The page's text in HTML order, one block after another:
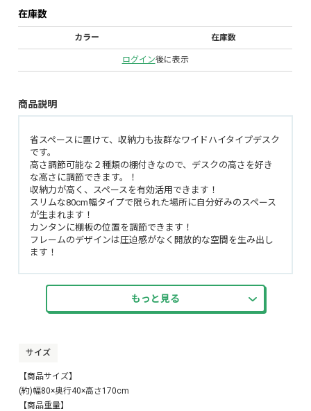
在庫数
カラー 在庫数
ログイン後に表示
商品説明
省スペースに置けて、収納力も抜群なワイドハイタイプデスク
です。
高さ調節可能な２種類の棚付きなので、デスクの高さを好き
な高さに調節できます。！
収納力が高く、スペースを有効活用できます！
スリムな80cm幅タイプで限られた場所に自分好みのスペース
が生まれます！
カンタンに棚板の位置を調節できます！
フレームのデザインは圧迫感がなく開放的な空間を生み出し
ます！
もっと見る
サイズ
【商品サイズ】
(約)幅80×奥行40×高さ170cm
【商品重量】